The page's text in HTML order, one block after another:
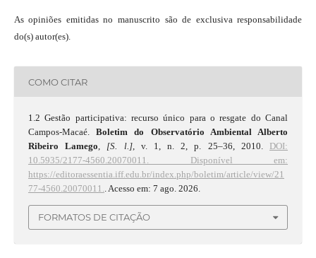
As opiniões emitidas no manuscrito são de exclusiva responsabilidade
do(s) autor(es).
COMO CITAR
1.2 Gestão participativa: recurso único para o resgate do Canal
Campos-Macaé.Boletim do Observatório Ambiental Alberto
Ribeiro Lamego, [S. l.], v. 1, n. 2, p. 25–36, 2010. DOI:
10.5935/2177-4560.20070011. Disponível em:
https://editoraessentia.iff.edu.br/index.php/boletim/article/view/21
77-4560.20070011.. Acesso em: 7 ago. 2026.
FORMATOS DE CITAÇÃO